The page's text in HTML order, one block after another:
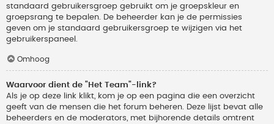
standaard gebruikersgroep gebruikt om je groepskleur en
groepsrang te bepalen. De beheerder kan je de permissies
geven om je standaard gebruikersgroep te wijzigen via het
gebruikerspaneel.
Omhoog
Waarvoor dient de "Het Team"-link?
Als je op deze link klikt, kom je op een pagina die een overzicht
geeft van de mensen die het forum beheren. Deze lijst bevat alle
beheerders en de moderators, met bijhorende details omtrent